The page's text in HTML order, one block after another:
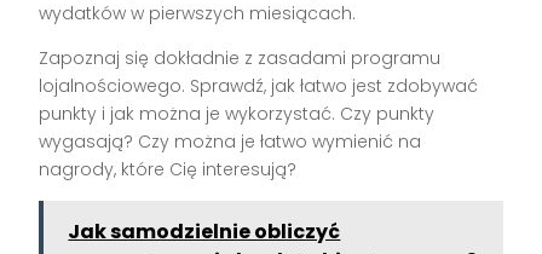
wydatków w pierwszych miesiącach.
Zapoznaj się dokładnie z zasadami programu
lojalnościowego. Sprawdź, jak łatwo jest zdobywać
punkty i jak można je wykorzystać. Czy punkty
wygasają? Czy można je łatwo wymienić na
nagrody, które Cię interesują?
Jak samodzielnie obliczyć